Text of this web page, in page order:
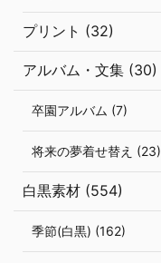
プリント (32)
アルバム・文集 (30)
卒園アルバム (7)
将来の夢着せ替え (23)
白黒素材 (554)
季節(白黒) (162)